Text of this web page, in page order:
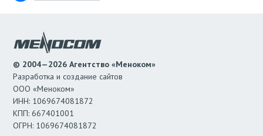
© 2004—2026 Агентство «Меноком»
Разработка и создание сайтов
ООО «Меноком»
ИНН: 1069674081872
КПП: 667401001
ОГРН: 1069674081872